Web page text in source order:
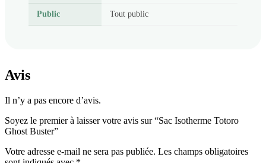
Public Tout public
Avis
Il n’y a pas encore d’avis.
Soyez le premier à laisser votre avis sur “Sac Isotherme Totoro
Ghost Buster”
Votre adresse e-mail ne sera pas publiée. Les champs obligatoires